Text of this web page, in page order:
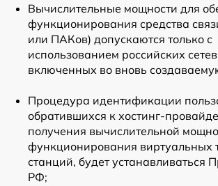
Вычислительные мощности для
функционирования средства
или ПАКов) допускаются только с
использованием российских
включенных во вновь
Процедура идентификации
обратившихся к хостинг-
получения вычислительной
функционирования виртуальных
станций, будет устанавливаться
РФ;